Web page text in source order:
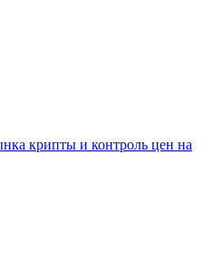
крипты и контроль цен на